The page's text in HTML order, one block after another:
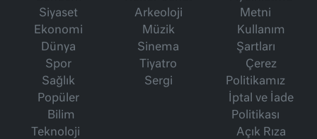
Siyaset
Ekonomi
Dünya
Spor
Sağlık
Popüler
Bilim
Teknoloji
Arkeoloji
Müzik
Sinema
Tiyatro
Sergi
Metni
Kullanım
Şartları
Çerez
Politikamız
İptal ve İade
Politikası
Açık Rıza